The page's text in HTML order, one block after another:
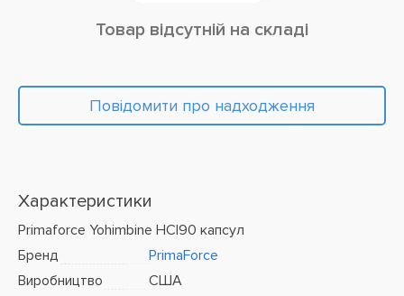
Товар відсутній на складі
Повідомити про надходження
Характеристики
Primaforce Yohimbine HCl90 капсул
Бренд
PrimaForce
Виробництво
США